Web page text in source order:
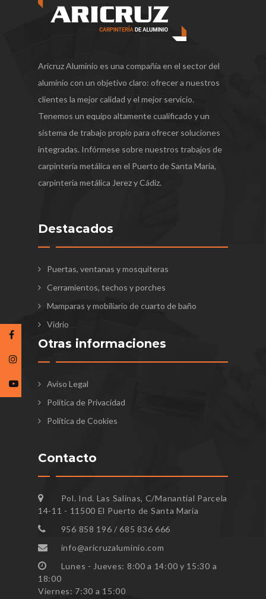
Aricruz Aluminio es una compañía en el sector del
aluminio con un objetivo claro: ofrecer a nuestros
clientes la mejor calidad y el mejor servicio.
Tenemos un equipo altamente cualificado y un
sistema de trabajo propio para ofrecer soluciones
integradas. Infórmese sobre nuestros trabajos de
carpintería metálica en el Puerto de Santa María,
carpintería metálica Jerez y Cádiz.
Destacados
Puertas, ventanas y mosquiteras
Cerramientos, techos y porches
Mamparas y mobiliario de cuarto de baño
Vidrio
Otras informaciones
Aviso Legal
Política de Privacidad
Política de Cookies
Contacto
Pol. Ind. Las Salinas, C/Manantial Parcela
14-11 - 11500 El Puerto de Santa María
956 858 196 / 685 836 666
info@aricruzaluminio.com
Lunes - Jueves: 8:00 a 14:00 y 15:30 a
18:00
Viernes: 7:30 a 15:00